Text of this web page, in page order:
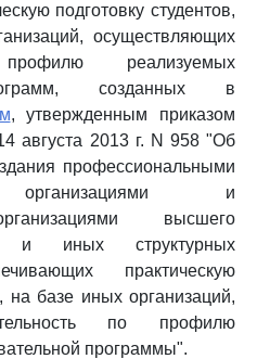
подготовку студентов,
осуществляющих
реализуемых
созданных в
, утвержденным приказом
августа 2013 г. N 958 "Об
профессиональными
организациями и
высшего
и иных структурных
практическую
на базе иных организаций,
по профилю
программы".